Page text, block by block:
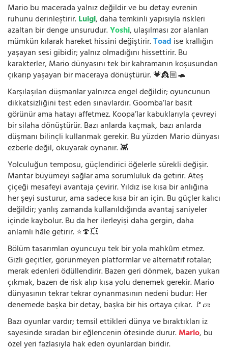
Mario bu macerada yalnız değildir ve bu detay evrenin
ruhunu derinleştirir.Luigi, daha temkinli yapısıyla riskleri
azaltan bir denge unsurudur.Yoshi, ulaşılması zor alanları
mümkün kılarak hareket hissini değiştirir.Toad ise krallığın
yaşayan sesi gibidir; yalnız olmadığını hissettirir. Bu
karakterler, Mario dünyasını tek bir kahramanın koşusundan
çıkarıp yaşayan bir maceraya dönüştürür. 💗👸🏼🐢
Karşılaşılan düşmanlar yalnızca engel değildir; oyuncunun
dikkatsizliğini test eden sınavlardır. Goomba’lar basit
görünür ama hatayı affetmez. Koopa’lar kabuklarıyla çevreyi
bir silaha dönüştürür. Bazı anlarda kaçmak, bazı anlarda
düşmanı bilinçli kullanmak gerekir. Bu yüzden Mario dünyası
ezberle değil, okuyarak oynanır. 👾
Yolculuğun temposu, güçlendirici öğelerle sürekli değişir.
Mantar büyümeyi sağlar ama sorumluluk da getirir. Ateş
çiçeği mesafeyi avantaja çevirir. Yıldız ise kısa bir anlığına
her şeyi susturur, ama sadece kısa bir an için. Bu güçler kalıcı
değildir; yanlış zamanda kullanıldığında avantaj saniyeler
içinde kaybolur. Bu da her ilerleyişi daha gergin, daha
anlamlı hâle getirir. ⭐🍄💥
Bölüm tasarımları oyuncuyu tek bir yola mahkûm etmez.
Gizli geçitler, görünmeyen platformlar ve alternatif rotalar;
merak edenleri ödüllendirir. Bazen geri dönmek, bazen yukarı
çıkmak, bazen de risk alıp kısa yolu denemek gerekir. Mario
dünyasının tekrar tekrar oynanmasının nedeni budur: Her
denemede başka bir detay, başka bir his ortaya çıkar. 🚩🧱
Bazı oyunlar vardır; temsil ettikleri dünya ve bıraktıkları iz
sayesinde sıradan bir eğlencenin ötesinde durur.Mario, bu
özel yeri fazlasıyla hak eden oyunlardan biridir.